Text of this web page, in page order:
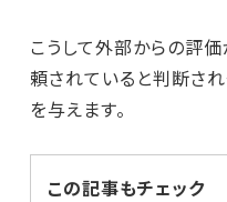
こうして外部からの評
頼されていると判断さ
を与えます。
この記事もチェック